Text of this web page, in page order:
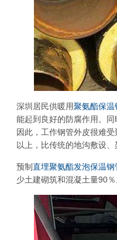
深圳居民供暖用聚氨酯保温
能起到良好的防腐作用。
因此，工作钢管外皮很难
以上，比传统的地沟敷设
预制直埋聚氨酯发泡保温钢
少土建砌筑和混凝土量90